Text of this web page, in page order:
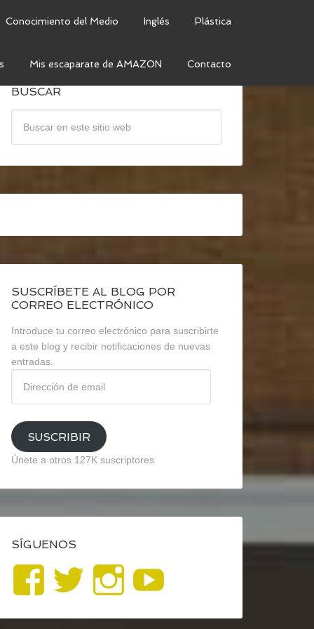
Conocimiento del Medio Inglés Plástica
Mis escaparate de AMAZON Contacto
BUSCAR
SUSCRÍBETE AL BLOG POR
CORREO ELECTRÓNICO
Introduce tu correo electrónico para suscribirte
a este blog y recibir notificaciones de nuevas
entradas.
email
SUSCRIBIR
Únete a otros 127K suscriptores
SÍGUENOS
Ver
perfil
Ver
perfil
Ver
perfil